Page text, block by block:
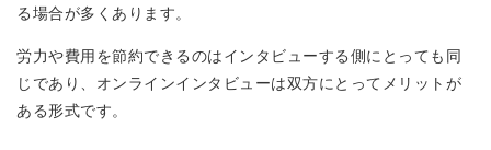
る場合が多くあります。
労力や費用を節約できるのはインタビューする側にとっても同
じであり、オンラインインタビューは双方にとってメリットが
ある形式です。